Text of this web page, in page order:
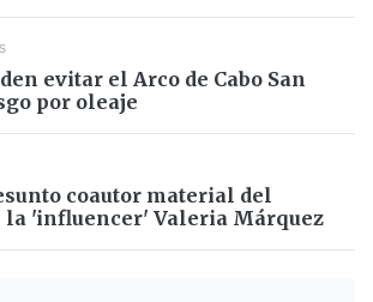
evitar el Arco de Cabo San
por oleaje
coautor material del
'influencer' Valeria Márquez